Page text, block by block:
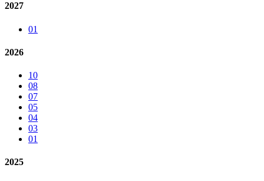
2027
01
2026
10
08
07
05
04
03
01
2025